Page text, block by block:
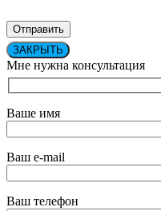
ЗАКРЫТЬ
Мне нужна консультация
Ваше имя
Ваш e-mail
Ваш телефон